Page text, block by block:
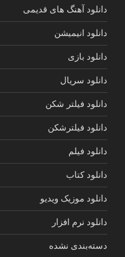
دانلود آهنگ های قدیمی
دانلود انیمیشن
دانلود بازی
دانلود سریال
دانلود فیلتر شکن
دانلود فیلترشکن
دانلود فیلم
دانلود کتاب
دانلود موزیک ویدیو
دانلود نرم افزار
دسته‌بندی نشده